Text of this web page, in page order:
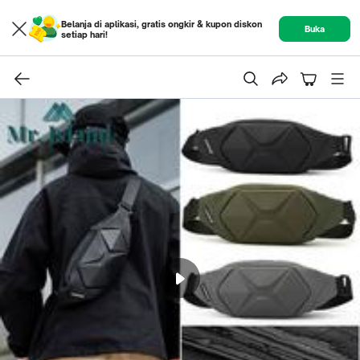
Belanja di aplikasi, gratis ongkir & kupon diskon
setiap hari!
Buka